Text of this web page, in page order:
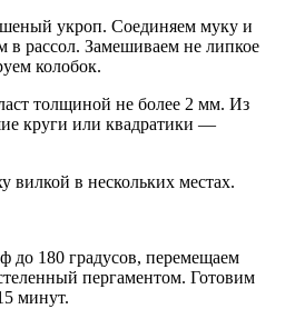
укроп. Соединяем муку и
в рассол. Замешиваем не липкое
колобок.
толщиной не более 2 мм. Из
круги или квадратики —
вилкой в нескольких местах.
до 180 градусов, перемещаем
пергаментом. Готовим
минут.